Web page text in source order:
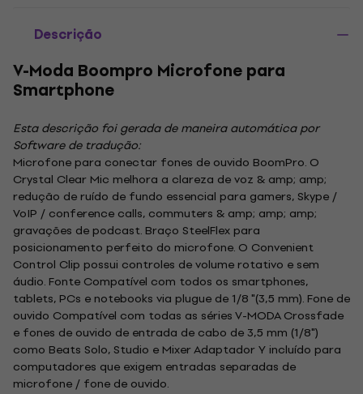
Descrição
V-Moda Boompro Microfone para
Smartphone
Esta descrição foi gerada de maneira automática por
Software de tradução:
Microfone para conectar fones de ouvido BoomPro. O
Crystal Clear Mic melhora a clareza de voz & amp; amp;
redução de ruído de fundo essencial para gamers, Skype /
VoIP / conference calls, commuters & amp; amp; amp;
gravações de podcast. Braço SteelFlex para
posicionamento perfeito do microfone. O Convenient
Control Clip possui controles de volume rotativo e sem
áudio. Fonte Compatível com todos os smartphones,
tablets, PCs e notebooks via plugue de 1/8 "(3,5 mm). Fone de
ouvido Compatível com todas as séries V-MODA Crossfade
e fones de ouvido de entrada de cabo de 3,5 mm (1/8")
como Beats Solo, Studio e Mixer Adaptador Y incluído para
computadores que exigem entradas separadas de
microfone / fone de ouvido.